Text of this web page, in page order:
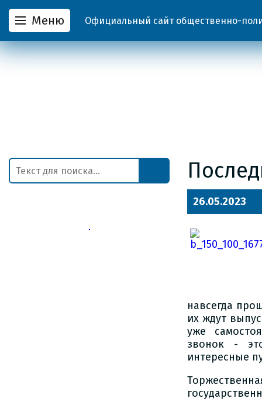
Меню Официальный сайт общественно-
26.05.2023
навсегда
их ждут
уже
звонок -
интересные